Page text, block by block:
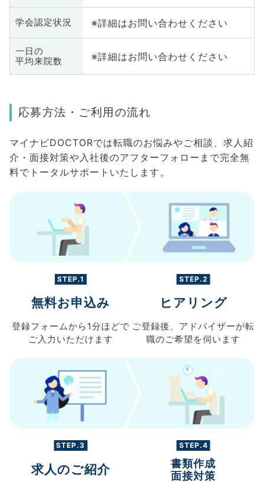
学会認定状況 ※詳細はお問い合わせください
一日の
平均来院数
※詳細はお問い合わせください
応募方法・ご利用の流れ
マイナビDOCTORでは転職のお悩みやご相談、求人紹
介・面接対策や入社後のアフターフォローまで完全無
料でトータルサポートいたします。
STEP.1
無料お申込み
登録フォームから 1分ほどで
ご入力 いただけます
STEP.2
ヒアリング
ご登録後、 アドバイザーが転
職のご希望を伺います
STEP.3
求人のご紹介
STEP.4
書類作成
面接対策